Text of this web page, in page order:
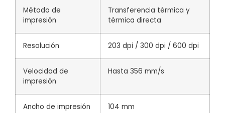
Método de
impresión
Transferencia térmica y
térmica directa
Resolución 203 dpi / 300 dpi / 600 dpi
Velocidad de
impresión
Hasta 356 mm/s
Ancho de impresión 104 mm